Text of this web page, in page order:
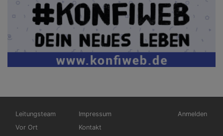
Hauptnavigation
Leitungsteam
Vor Ort
Fußbereichsmenü
Impressum
Kontakt
Anmelden